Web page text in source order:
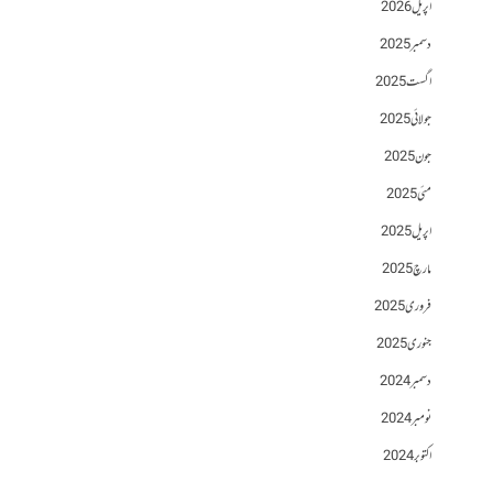
اپریل 2026
دسمبر 2025
اگست 2025
جولائی 2025
جون 2025
مئی 2025
اپریل 2025
مارچ 2025
فروری 2025
جنوری 2025
دسمبر 2024
نومبر 2024
اکتوبر 2024